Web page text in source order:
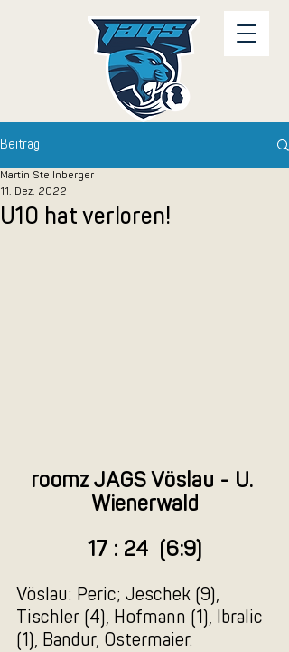
Beitrag
U10 hat verloren!
Martin Stellnberger
11. Dez. 2022
roomz JAGS Vöslau - U.
Wienerwald
17 : 24  (6:9)
Vöslau: Peric; Jeschek (9),
Tischler (4), Hofmann (1), Ibralic
(1), Bandur, Ostermaier.